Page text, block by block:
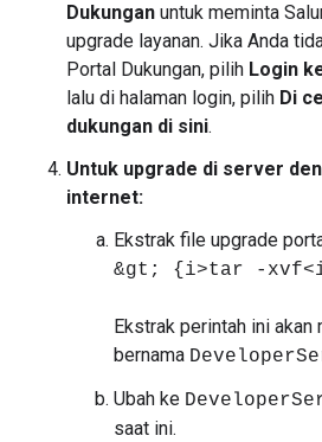
Dukungan untuk meminta
upgrade layanan. Jika Anda
Portal Dukungan, pilih Login
lalu di halaman login, pilih Di
dukungan di sini.
Untuk upgrade di server
internet:
Ekstrak file upgrade
&gt; {i>tar -
Ekstrak perintah ini
bernama
Ubah ke
saat ini.